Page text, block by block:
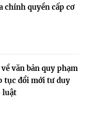
chính quyền cấp cơ
văn bản quy phạm
tục đổi mới tư duy
luật